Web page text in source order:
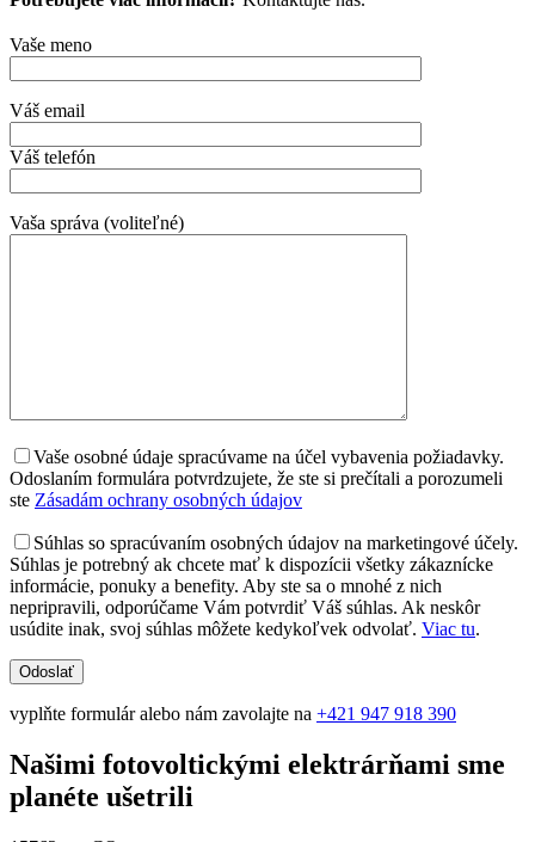
Vaše meno
Váš email
Váš telefón
Vaša správa (voliteľné)
Vaše osobné údaje spracúvame na účel vybavenia požiadavky.
Odoslaním formulára potvrdzujete, že ste si prečítali a porozumeli
ste Zásadám ochrany osobných údajov
Súhlas so spracúvaním osobných údajov na marketingové účely.
Súhlas je potrebný ak chcete mať k dispozícii všetky zákaznícke
informácie, ponuky a benefity. Aby ste sa o mnohé z nich
nepripravili, odporúčame Vám potvrdiť Váš súhlas. Ak neskôr
usúdite inak, svoj súhlas môžete kedykoľvek odvolať. Viac tu.
vyplňte formulár alebo nám zavolajte na +421 947 918 390
Našimi fotovoltickými elektrárňami sme
planéte ušetrili